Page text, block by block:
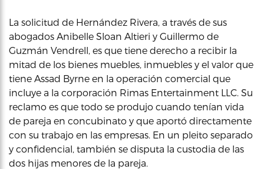
La solicitud de Hernández Rivera, a través de sus
abogados Anibelle Sloan Altieri y Guillermo de
Guzmán Vendrell, es que tiene derecho a recibir la
mitad de los bienes muebles, inmuebles y el valor que
tiene Assad Byrne en la operación comercial que
incluye a la corporación Rimas Entertainment LLC. Su
reclamo es que todo se produjo cuando tenían vida
de pareja en concubinato y que aportó directamente
con su trabajo en las empresas. En un pleito separado
y confidencial, también se disputa la custodia de las
dos hijas menores de la pareja.